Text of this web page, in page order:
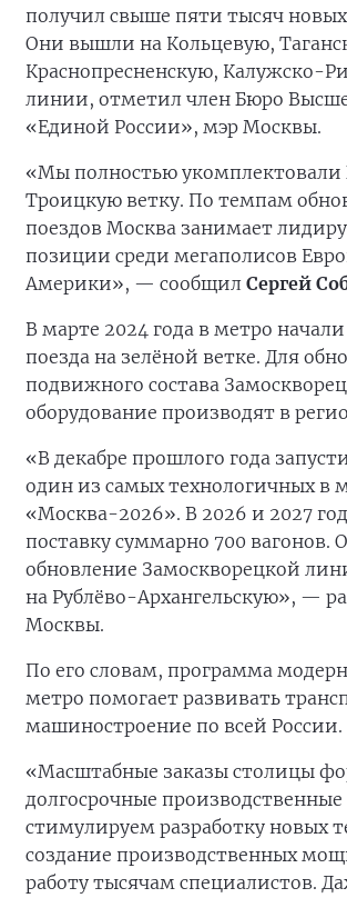
получил свыше пяти тысяч новых
Они вышли на Кольцевую,
Краснопресненскую, Калужско-
линии, отметил член Бюро
«Единой России», мэр Москвы.
«Мы полностью укомплектовали
Троицкую ветку. По темпам
поездов Москва занимает
позиции среди мегаполисов
Америки», — сообщил Сергей
В марте 2024 года в метро
поезда на зелёной ветке. Для
подвижного состава
оборудование производят в
«В декабре прошлого года
один из самых технологичных в
«Москва-2026». В 2026 и 2027
поставку суммарно 700 вагонов.
обновление Замоскворецкой
на Рублёво-Архангельскую», —
Москвы.
По его словам, программа
метро помогает развивать
машиностроение по всей России.
«Масштабные заказы столицы
долгосрочные
стимулируем разработку новых
создание производственных
работу тысячам специалистов.